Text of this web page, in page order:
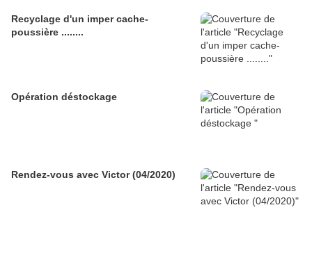
Recyclage d'un imper cache-
poussière ........
Opération déstockage
Rendez-vous avec Victor (04/2020)